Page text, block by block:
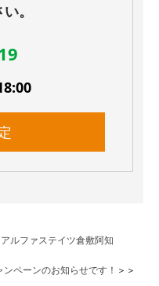
。
ルファステイツ倉敷阿知
ペーンのお知らせです！ ＞＞